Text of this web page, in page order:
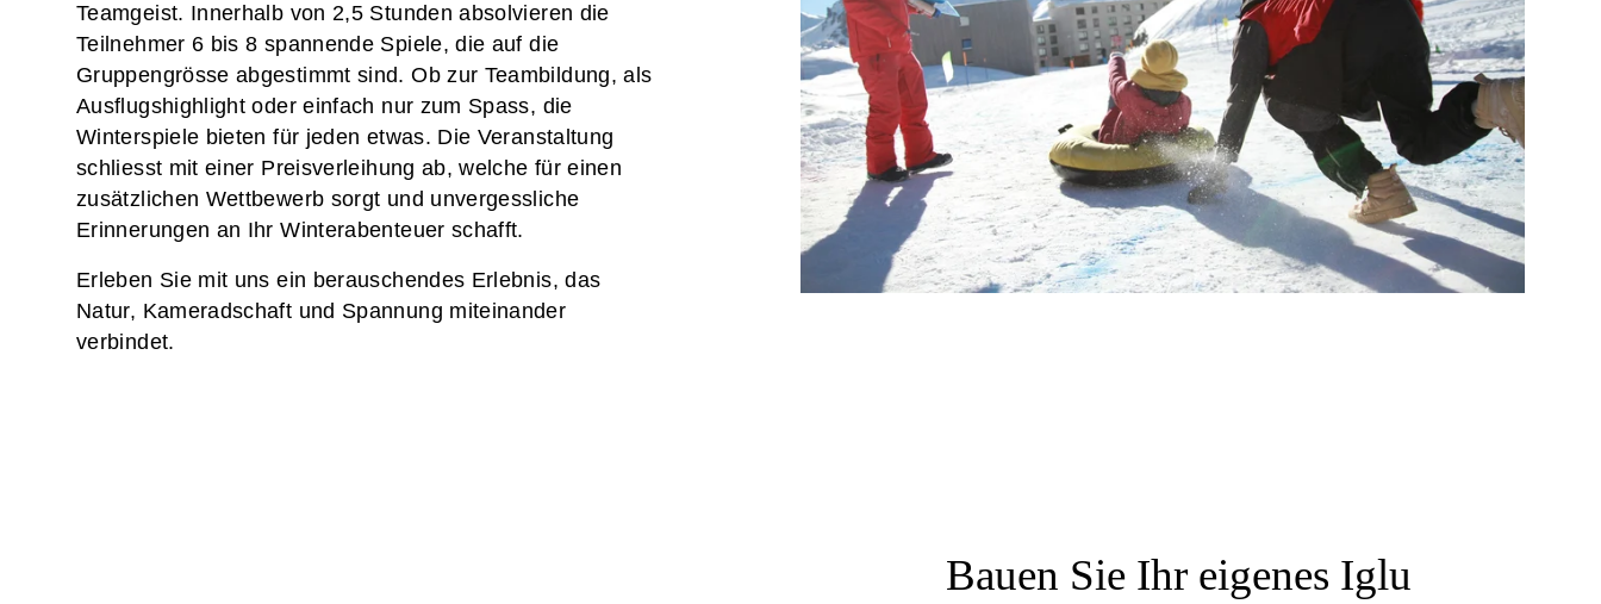
Teamgeist. Innerhalb von 2,5 Stunden absolvieren die
Teilnehmer 6 bis 8 spannende Spiele, die auf die
Gruppengrösse abgestimmt sind. Ob zur Teambildung, als
Ausflugshighlight oder einfach nur zum Spass, die
Winterspiele bieten für jeden etwas. Die Veranstaltung
schliesst mit einer Preisverleihung ab, welche für einen
zusätzlichen Wettbewerb sorgt und unvergessliche
Erinnerungen an Ihr Winterabenteuer schafft.
Erleben Sie mit uns ein berauschendes Erlebnis, das
Natur, Kameradschaft und Spannung miteinander
verbindet.
Bauen Sie Ihr eigenes Iglu